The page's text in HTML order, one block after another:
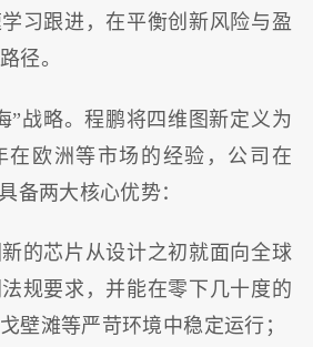
习跟进，在平衡创新风险与盈
径。
”战略。程鹏将四维图新定义为
在欧洲等市场的经验，公司在
备两大核心优势：
的芯片从设计之初就面向全球
规要求，并能在零下几十度的
壁滩等严苛环境中稳定运行；